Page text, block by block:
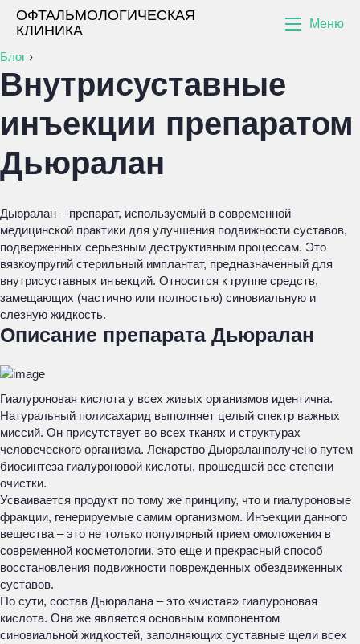
ОФТАЛЬМОЛОГИЧЕСКАЯ
КЛИНИКА
Меню
Блог ›
Внутрисуставные
инъекции препаратом
Дьюралан
Дьюралан – препарат, используемый в современной
медицинской практики для улучшения подвижности суставов,
подверженных серьезным деструктивным процессам. Это
вязкоупругий стерильный имплантат, предназначенный для
внутрисуставных инъекций. Относится к группе средств,
замещающих (частично или полностью) синовиальную и
слезную жидкость.
Описание препарата Дьюралан
Гиалуроновая кислота у всех живых организмов идентична.
Натуральный полисахарид выполняет целый спектр важных
миссий. Он присутствует во всех тканях и структурах
человеческого организма. Лекарство Дьюраланполучено путем
биосинтеза гиалуроновой кислоты, прошедшей все степени
очистки.
Усваивается продукт по тому же принципу, что и гиалуроновые
фракции, генерируемые самим организмом. Инъекции данного
вещества – это не только популярный прием омоложения в
современной косметологии, это еще и прекрасный способ
восстановления подвижности поврежденных обездвиженных
суставов.
По сути, состав Дьюралана – это «чистая» гиалуроновая
кислота. Она же является основным компонентом
синовиальной жидкостей, заполняющих суставные щели всех